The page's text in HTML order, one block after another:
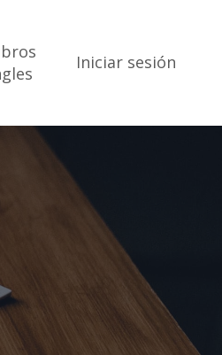
Iniciar sesión